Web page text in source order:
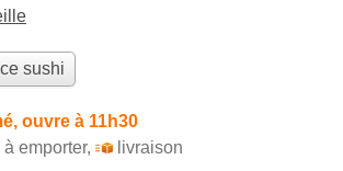
sushi
ouvre à 11h30
à emporter,
livraison